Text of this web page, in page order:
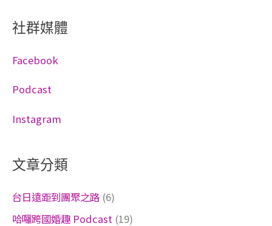
社群媒體
Facebook
Podcast
Instagram
文章分類
台日遠距到團聚之路 (6)
哈囉跨國婚趣 Podcast (19)